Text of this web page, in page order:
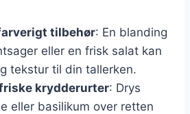
tilbehør: En blanding
eller en frisk salat kan
tekstur til din tallerken.
krydderurter: Drys
eller basilikum over retten